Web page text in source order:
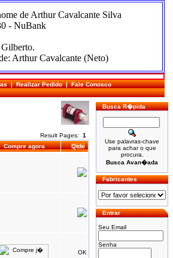
de Arthur Cavalcante Silva
- NuBank
Arthur Cavalcante (Neto)
|Realizar Pedido|Fale Conosco
Result Pages: 1
Compre agora Qtde
OK
Busca R�pida
Use palavras-chave
para achar o que
procura.
Busca Avan�ada
Fabricantes
Entrar
Seu Email
Senha